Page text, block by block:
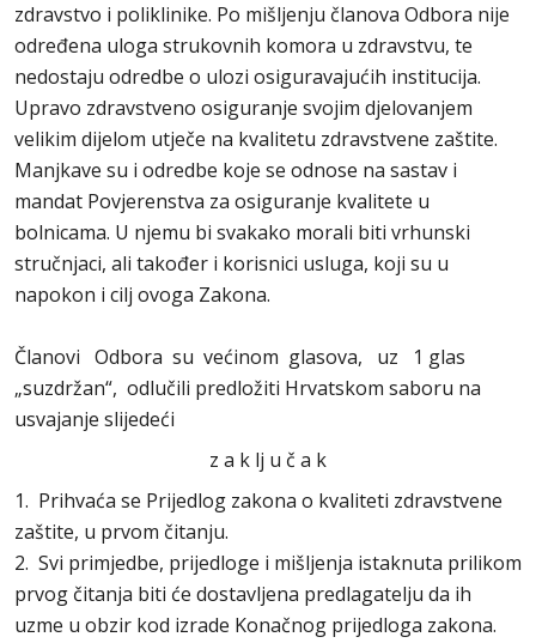
zdravstvo i poliklinike. Po mišljenju članova Odbora nije
određena uloga strukovnih komora u zdravstvu, te
nedostaju odredbe o ulozi osiguravajućih institucija.
Upravo zdravstveno osiguranje svojim djelovanjem
velikim dijelom utječe na kvalitetu zdravstvene zaštite.
Manjkave su i odredbe koje se odnose na sastav i
mandat Povjerenstva za osiguranje kvalitete u
bolnicama. U njemu bi svakako morali biti vrhunski
stručnjaci, ali također i korisnici usluga, koji su u
napokon i cilj ovoga Zakona.
Članovi Odbora su većinom glasova, uz 1 glas
„suzdržan“, odlučili predložiti Hrvatskom saboru na
usvajanje slijedeći
z a k lj u č a k
1. Prihvaća se Prijedlog zakona o kvaliteti zdravstvene
zaštite, u prvom čitanju.
2. Svi primjedbe, prijedloge i mišljenja istaknuta prilikom
prvog čitanja biti će dostavljena predlagatelju da ih
uzme u obzir kod izrade Konačnog prijedloga zakona.